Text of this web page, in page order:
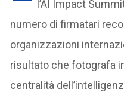
l’AI Impact
numero di firmatari
organizzazioni
risultato che fotografa
centralità